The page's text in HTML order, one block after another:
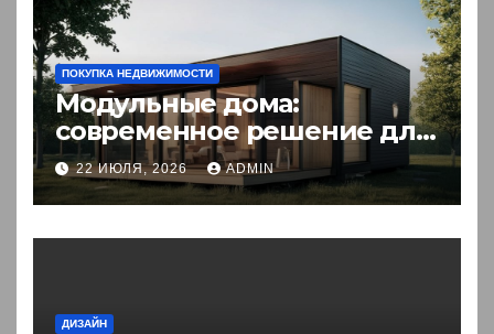
ПОКУПКА НЕДВИЖИМОСТИ
Модульные дома:
современное решение для
комфортного житья
22 ИЮЛЯ, 2026 ADMIN
ДИЗАЙН